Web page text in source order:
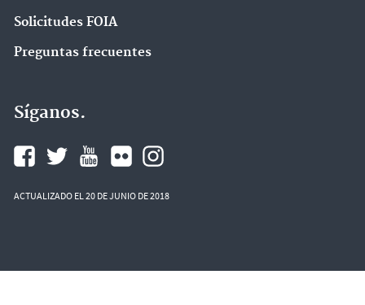
Solicitudes FOIA
Preguntas frecuentes
Síganos.
ACTUALIZADO EL 20 DE JUNIO DE 2018